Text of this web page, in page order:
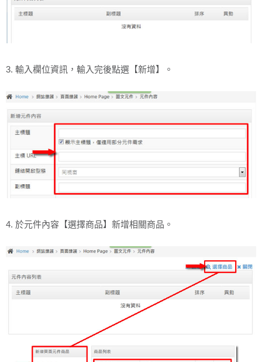
3. 輸入欄位資訊，輸入完後點選【新增】。
4. 於元件內容【選擇商品】新增相關商品。